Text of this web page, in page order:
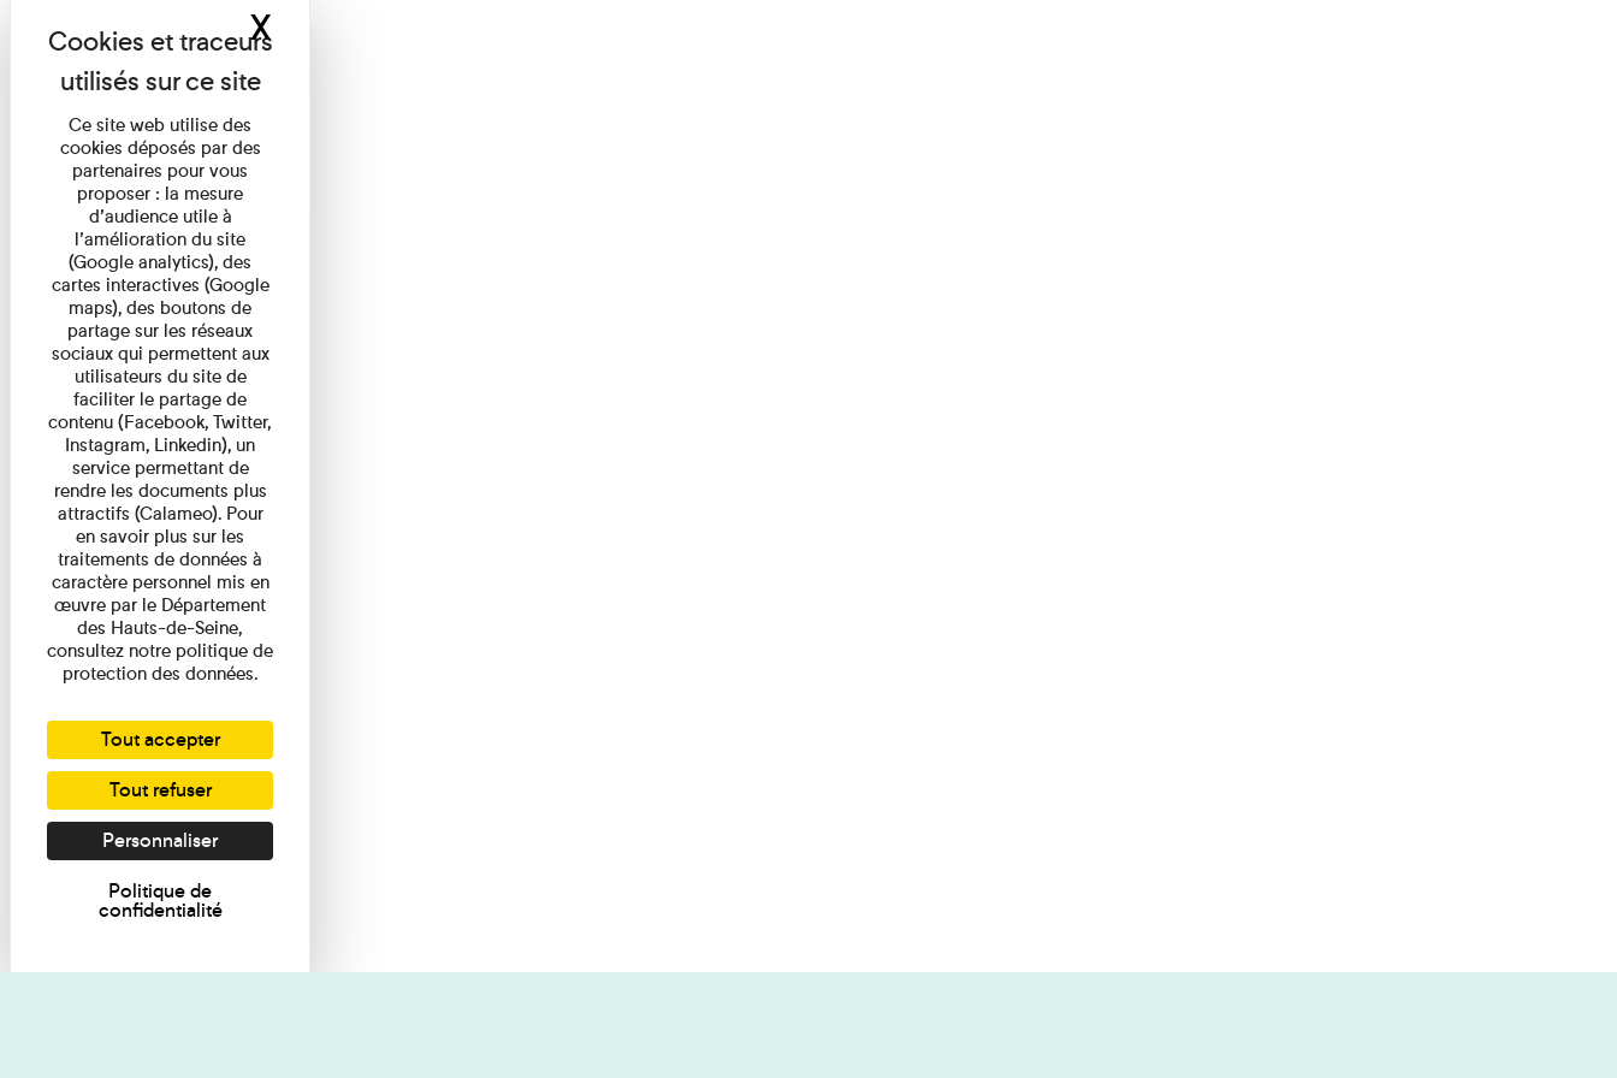
Ce site web utilise des
cookies déposés par des
partenaires pour vous
proposer : la mesure
d’audience utile à
l’amélioration du site
(Google analytics), des
cartes interactives (Google
maps), des boutons de
partage sur les réseaux
sociaux qui permettent aux
utilisateurs du site de
faciliter le partage de
contenu (Facebook, Twitter,
Instagram, Linkedin), un
service permettant de
rendre les documents plus
attractifs (Calameo). Pour
en savoir plus sur les
traitements de données à
caractère personnel mis en
œuvre par le Département
des Hauts-de-Seine,
consultez notre politique de
protection des données.
Tout accepter
Tout refuser
Personnaliser
Politique de
confidentialité
XMasquer le bandeau des cookies